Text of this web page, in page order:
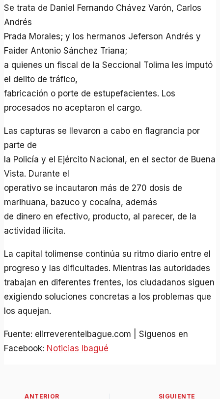
Se trata de Daniel Fernando Chávez Varón, Carlos
Andrés
Prada Morales; y los hermanos Jeferson Andrés y
Faider Antonio Sánchez Triana;
a quienes un fiscal de la Seccional Tolima les imputó
el delito de tráfico,
fabricación o porte de estupefacientes. Los
procesados no aceptaron el cargo.
Las capturas se llevaron a cabo en flagrancia por
parte de
la Policía y el Ejército Nacional, en el sector de Buena
Vista. Durante el
operativo se incautaron más de 270 dosis de
marihuana, bazuco y cocaína, además
de dinero en efectivo, producto, al parecer, de la
actividad ilícita.
La capital tolimense continúa su ritmo diario entre el
progreso y las dificultades. Mientras las autoridades
trabajan en diferentes frentes, los ciudadanos siguen
exigiendo soluciones concretas a los problemas que
los aquejan.
Fuente: elirreverenteibague.com | Siguenos en
Facebook: Noticias Ibagué